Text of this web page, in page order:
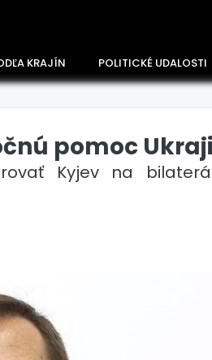
KRAJÍN POLITICKÉ UDALOSTI
pomoc
Kyjev na